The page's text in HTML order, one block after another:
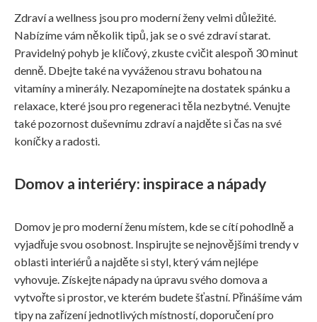
Zdraví a wellness jsou pro moderní ženy velmi důležité.
Nabízíme vám několik tipů, jak se o své zdraví starat.
Pravidelný pohyb je klíčový, zkuste cvičit alespoň 30 minut
denně. Dbejte také na vyváženou stravu bohatou na
vitamíny a minerály. Nezapomínejte na dostatek spánku a
relaxace, které jsou pro regeneraci těla nezbytné. Venujte
také pozornost duševnímu zdraví a najděte si čas na své
koníčky a radosti.
Domov a interiéry: inspirace a nápady
Domov je pro moderní ženu místem, kde se cítí pohodlně a
vyjadřuje svou osobnost. Inspirujte se nejnovějšími trendy v
oblasti interiérů a najděte si styl, který vám nejlépe
vyhovuje. Získejte nápady na úpravu svého domova a
vytvořte si prostor, ve kterém budete šťastní. Přinášíme vám
tipy na zařízení jednotlivých místností, doporučení pro